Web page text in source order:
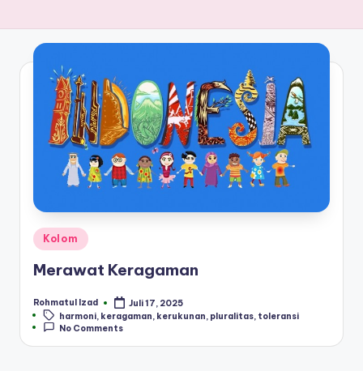
Posted
in
Kolom
Merawat Keragaman
Posted
by
Rohmatul Izad
Juli 17, 2025
Tags:harmoni, keragaman, kerukunan, pluralitas, toleransi
No Comments